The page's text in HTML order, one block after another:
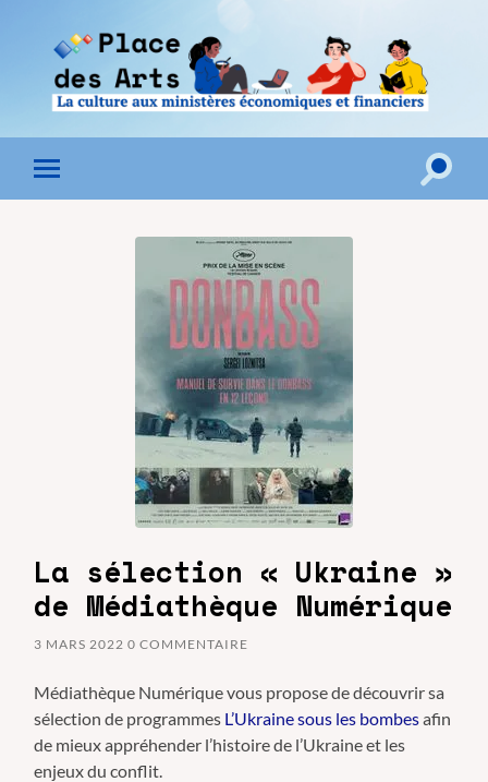
Toggle
mobile
Toggle
La sélection « Ukraine »
de Médiathèque Numérique
3 MARS 2022 0 COMMENTAIRE
Médiathèque Numérique vous propose de découvrir sa
sélection de programmes L’Ukraine sous les bombesafin
de mieux appréhender l’histoire de l’Ukraine et les
enjeux du conflit.